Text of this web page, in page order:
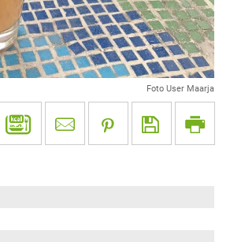
Foto User Maarja